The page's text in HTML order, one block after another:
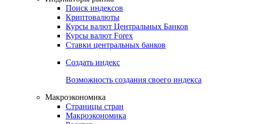
Получить доступ
Индикаторы рынка
Поиск индексов
Криптовалюты
Курсы валют Центральных Банков
Курсы валют Forex
Ставки центральных банков
Создать индекс
Возможность создания своего индекса